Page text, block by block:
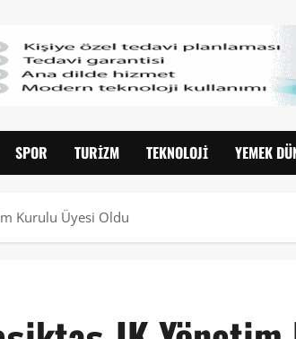
SPOR TURIZM TEKNOLOJI YEMEK
Kurulu Üyesi Oldu